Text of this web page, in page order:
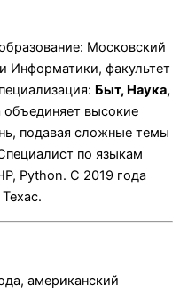
Московский
Информатики, факультет
Быт, Наука,
объединяет высокие
подавая сложные темы
по языкам
Python. С 2019 года
американский